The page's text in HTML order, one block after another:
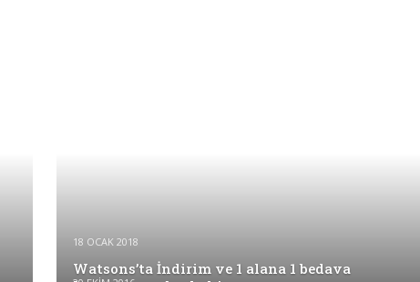
18 OCAK 2018
Watsons’ta İndirim ve 1 alana 1 bedava